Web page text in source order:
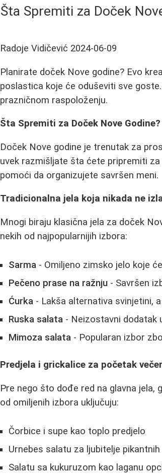
Šta Spremiti za Doček
Radoje Vidičević 2024-06-09
Planirate doček Nove godine? Evo
poslastica koje će oduševiti sve
prazničnom raspoloženju.
Šta Spremiti za Doček Nove
Doček Nove godine je trenutak za
uvek razmišljate šta ćete pripremiti
pomoći da organizujete savršen meni.
Tradicionalna jela koja nikada ne
Mnogi biraju klasična jela za doček
nekih od najpopularnijih izbora:
Sarma - Omiljeno zimsko jelo koje
Pečeno prase na ražnju - Savršen
Ćurka - Lakša alternativa svinjetini,
Ruska salata - Neizostavni dodatak
Mimoza salata - Popularan izbor
Predjela i grickalice za početak
Pre nego što dođe red na glavna jela,
od omiljenih izbora uključuju:
Čorbice i supe kao toplo predjelo
Urnebes salatu za ljubitelje pikantnih
Salatu sa kukuruzom kao laganu